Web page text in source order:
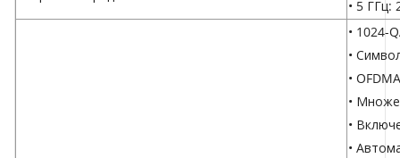
• 5 ГГц:
• 1024-
•
• OFDMA
•
•
•